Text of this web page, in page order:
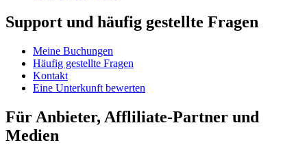
Support und häufig gestellte Fragen
Meine Buchungen
Häufig gestellte Fragen
Kontakt
Eine Unterkunft bewerten
Für Anbieter, Affliliate-Partner und
Medien